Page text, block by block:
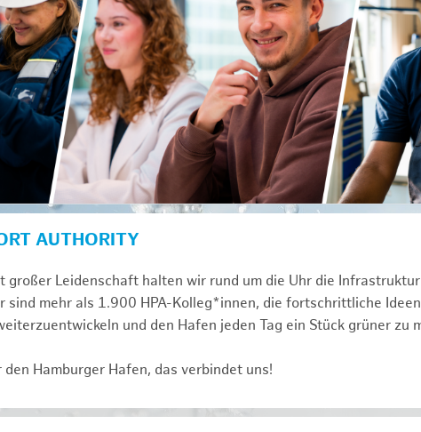
AUTHORITY
großer Leidenschaft halten wir rund um die Uhr die
sind mehr als 1.900 HPA-Kolleg*innen, die fortschrittliche
und den Hafen jeden Tag ein Stück grüner zu
Hamburger Hafen, das verbindet uns!